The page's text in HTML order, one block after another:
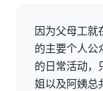
因为父母工就
的主要个人公
的日常活动，
姐以及阿姨总